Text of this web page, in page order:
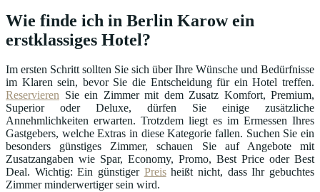
Wie finde ich in Berlin Karow ein
erstklassiges Hotel?
Im ersten Schritt sollten Sie sich über Ihre Wünsche und Bedürfnisse
im Klaren sein, bevor Sie die Entscheidung für ein Hotel treffen.
Reservieren Sie ein Zimmer mit dem Zusatz Komfort, Premium,
Superior oder Deluxe, dürfen Sie einige zusätzliche
Annehmlichkeiten erwarten. Trotzdem liegt es im Ermessen Ihres
Gastgebers, welche Extras in diese Kategorie fallen. Suchen Sie ein
besonders günstiges Zimmer, schauen Sie auf Angebote mit
Zusatzangaben wie Spar, Economy, Promo, Best Price oder Best
Deal. Wichtig: Ein günstiger Preisheißt nicht, dass Ihr gebuchtes
Zimmer minderwertiger sein wird.